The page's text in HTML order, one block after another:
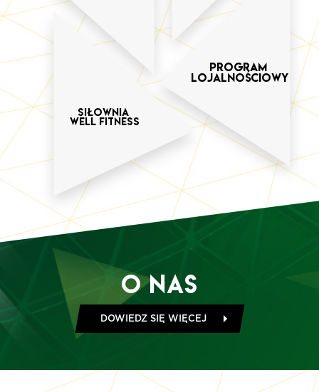
SIŁOWNIA
WELL FITNESS
Program
Lojalnościowy
O Nas
DOWIEDZ SIĘ WIĘCEJ